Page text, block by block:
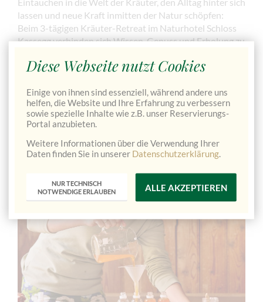
lassen und neue Kraft inmitten der Natur schöpfen:
Beim 3-tägigen Kräuter-Retreat im Naturhotel Schloss
Kassegg verbinden sich Wissen, Genuss und Erholung zu
entdecken Sie heimische Pflanzen an ihrem natürlichen
Standort, lernen deren Wirkung kennen und verarbeiten
sie in praxisnahen Workshops zu wertvollen
Naturprodukten.
Diese Webseite nutzt Cookies
Einige von ihnen sind essenziell, während andere uns
helfen, die Website und Ihre Erfahrung zu verbessern
sowie spezielle Inhalte wie z.B. unser Reservierungs-
Portal anzubieten.
Weitere Informationen über die Verwendung Ihrer
Daten finden Sie in unserer Datenschutzerklärung.
NUR TECHNISCH
NOTWENDIGE ERLAUBEN
ALLE AKZEPTIEREN